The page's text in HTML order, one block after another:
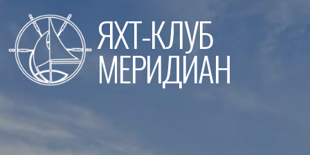
к
содержимому
ЯХТ-КЛУБ
МЕРИДИАН